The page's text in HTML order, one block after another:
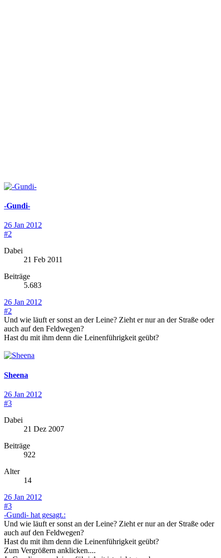
-Gundi-
26 Jan 2012
#2
Dabei
21 Feb 2011
Beiträge
5.683
26 Jan 2012
#2
Und wie läuft er sonst an der Leine? Zieht er nur an der Straße oder
auch auf den Feldwegen?
Hast du mit ihm denn die Leinenführigkeit geübt?
Sheena
26 Jan 2012
#3
Dabei
21 Dez 2007
Beiträge
922
Alter
14
26 Jan 2012
#3
-Gundi- hat gesagt.:
Und wie läuft er sonst an der Leine? Zieht er nur an der Straße oder
auch auf den Feldwegen?
Hast du mit ihm denn die Leinenführigkeit geübt?
Zum Vergrößern anklicken....